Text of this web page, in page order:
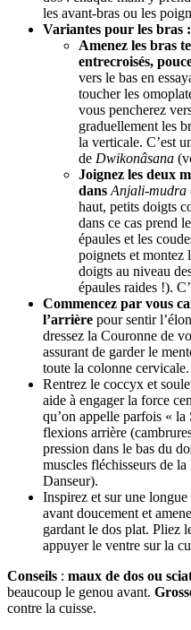
les avant-bras ou les
Variantes pour les bras :
Amenez les bras
entrecroisés,
vers le bas en
toucher les
vous pencherez
graduellement les
la verticale. C’est
de Dwikonâsana
Joignez les deux
dans Anjali-mudra
haut, petits doigts
dans ce cas prend
épaules et les
poignets et montez
doigts au niveau
épaules raides !).
Commencez par vous
l’arrière pour sentir
dressez la Couronne de
assurant de garder le
toute la colonne cervicale.
Rentrez le coccyx et
aide à engager la force
qu’on appelle parfois « la
flexions arrière
pression dans le bas du
muscles fléchisseurs de
Danseur).
Inspirez et sur une
avant doucement et
gardant le dos plat. Pliez
appuyer le ventre sur la
Conseils : maux de dos ou
beaucoup le genou avant.
contre la cuisse.